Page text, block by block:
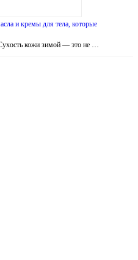
и кремы для тела, которые
кожи зимой — это не …